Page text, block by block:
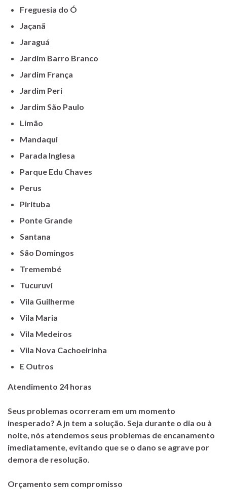
Freguesia do Ó
Jaçanã
Jaraguá
Jardim Barro Branco
Jardim França
Jardim Peri
Jardim São Paulo
Limão
Mandaqui
Parada Inglesa
Parque Edu Chaves
Perus
Pirituba
Ponte Grande
Santana
São Domingos
Tremembé
Tucuruvi
Vila Guilherme
Vila Maria
Vila Medeiros
Vila Nova Cachoeirinha
E Outros
Atendimento 24 horas
Seus problemas ocorreram em um momento
inesperado? A jn tem a solução. Seja durante o dia ou à
noite, nós atendemos seus problemas de encanamento
imediatamente, evitando que se o dano se agrave por
demora de resolução.
Orçamento sem compromisso